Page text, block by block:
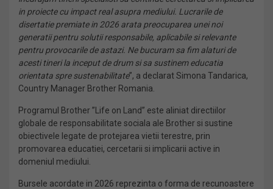
in proiecte cu impact real asupra mediului. Lucrarile de
disertatie premiate in 2026 arata preocuparea unei noi
generatii pentru solutii responsabile, aplicabile si relevante
pentru provocarile de astazi. Ne bucuram sa fim alaturi de
acesti tineri la inceput de drum si sa sustinem educatia
orientata spre sustenabilitate”, a declarat Simona Tandarica,
Country Manager Brother Romania.
Programul Brother ”Life on Land” este aliniat directiilor
globale de responsabilitate sociala ale Brother si sustine
obiectivele legate de protejarea vietii terestre, prin
promovarea educatiei, cercetarii si implicarii active in
domeniul mediului.
Bursele acordate in 2026 reprezinta o forma de recunoastere